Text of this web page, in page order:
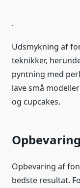
.
Udsmykning af
teknikker,
pyntning med
lave små
og cupcakes.
Opbevaring af
bedste resultat.